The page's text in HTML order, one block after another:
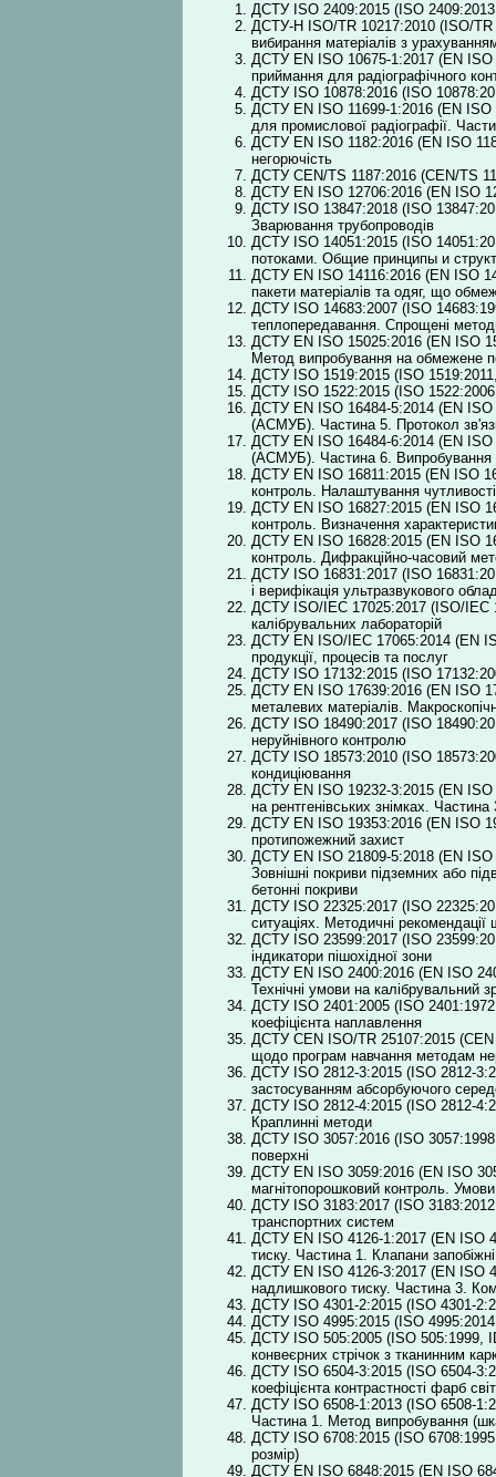
ДСТУ ISO 2409:2015 (ІSO
ДСТУ-Н ISO/TR 10217:2010 (ІSO/TR
вибирання матеріалів з
ДСТУ EN ISO 10675-1:2017 (EN ISO
приймання для радіографічного
ДСТУ ISO 10878:2016 (ISO
ДСТУ EN ISO 11699-1:2016 (EN ISO
для промислової радіографії.
ДСТУ EN ISO 1182:2016 (EN ISO
негорючість
ДСТУ CEN/TS 1187:2016 (CEN/TS
ДСТУ EN ISO 12706:2016 (EN ISO
ДСТУ ISO 13847:2018 (ISO
Зварювання трубопроводів
ДСТУ ISO 14051:2015 (ISO
потоками. Общие принципы и
ДСТУ EN ISO 14116:2016 (EN ISO
пакети матеріалів та одяг, що
ДСТУ ISO 14683:2007 (ІSO
теплопередавання. Спрощені
ДСТУ EN ISO 15025:2016 (EN ISO
Метод випробування на обмежене
ДСТУ ISO 1519:2015 (ІSO
ДСТУ ISO 1522:2015 (ІSO
ДСТУ EN ISO 16484-5:2014 (EN ІSO
(АСМУБ). Частина 5. Протокол
ДСТУ EN ISO 16484-6:2014 (EN ІSO
(АСМУБ). Частина 6. Випробування
ДСТУ EN ISO 16811:2015 (EN ISO
контроль. Налаштування
ДСТУ EN ISO 16827:2015 (EN ISO
контроль. Визначення
ДСТУ EN ISO 16828:2015 (EN ISO
контроль. Дифракційно-часовий
ДСТУ ISO 16831:2017 (ISO
і верифікація ультразвукового
ДСТУ ISO/IEC 17025:2017 (ISO/IEC
калібрувальних лабораторій
ДСТУ EN ISO/IEC 17065:2014 (EN
продукції, процесів та послуг
ДСТУ ISO 17132:2015 (ІSO
ДСТУ EN ISO 17639:2016 (EN ISO
металевих матеріалів.
ДСТУ ISO 18490:2017 (ISO
неруйнівного контролю
ДСТУ ISO 18573:2010 (ІSO
кондиціювання
ДСТУ EN ISO 19232-3:2015 (EN ISO
на рентгенівських знімках.
ДСТУ EN ISO 19353:2016 (EN ISO
протипожежний захист
ДСТУ EN ISO 21809-5:2018 (EN ISO
Зовнішні покриви підземних або
бетонні покриви
ДСТУ ISO 22325:2017 (ISO
ситуаціях. Методичні рекомендації
ДСТУ ISO 23599:2017 (ISO
індикатори пішохідної зони
ДСТУ EN ISO 2400:2016 (EN ISO
Технічні умови на калібрувальний
ДСТУ ISO 2401:2005 (ІSO
коефіцієнта наплавлення
ДСТУ CEN ISO/TR 25107:2015
щодо програм навчання методам
ДСТУ ISO 2812-3:2015 (ІSO 2812-
застосуванням абсорбуючого
ДСТУ ISO 2812-4:2015 (ІSO 2812-
Краплинні методи
ДСТУ ISO 3057:2016 (ISO
поверхні
ДСТУ EN ISO 3059:2016 (EN ISO
магнітопорошковий контроль.
ДСТУ ISO 3183:2017 (ISO
транспортних систем
ДСТУ EN ISO 4126-1:2017 (EN ISO
тиску. Частина 1. Клапани запобіжні
ДСТУ EN ISO 4126-3:2017 (EN ISO
надлишкового тиску. Частина 3.
ДСТУ ISO 4301-2:2015 (ISO 4301-
ДСТУ ISO 4995:2015 (ISO 4995:2014,
ДСТУ ISO 505:2005 (ІSO 505:1999,
конвеєрних стрічок з тканинним
ДСТУ ISO 6504-3:2015 (ІSO 6504-
коефіцієнта контрастності фарб
ДСТУ ISO 6508-1:2013 (ІSO 6508-
Частина 1. Метод випробування
ДСТУ ISO 6708:2015 (ISO
розмір)
ДСТУ EN ISO 6848:2015 (EN ISO